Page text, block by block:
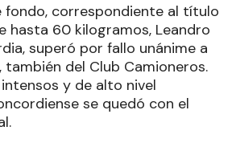
fondo, correspondiente al título
hasta 60 kilogramos, Leandro
superó por fallo unánime a
también del Club Camioneros.
y de alto nivel
se quedó con el